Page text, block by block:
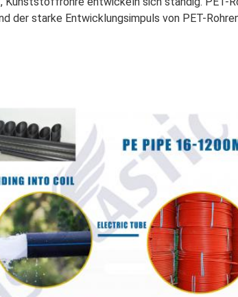
der starke Entwicklungsimpuls von PET-